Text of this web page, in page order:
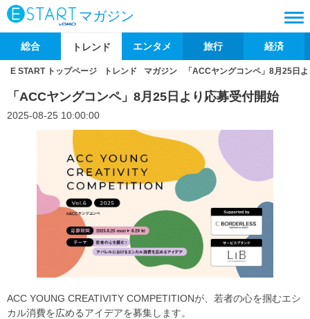
マガジン
総合 トレンド エンタメ 旅行 経済
E START トップページ トレンド マガジン 「ACCヤングコンペ」8月25日
「ACCヤングコンペ」8月25日より応募受付開始
2025-08-25 10:00:00
ACC YOUNG CREATIVITY COMPETITIONが、若者の心を掴むエシ
カル消費を広めるアイデアを募集します。